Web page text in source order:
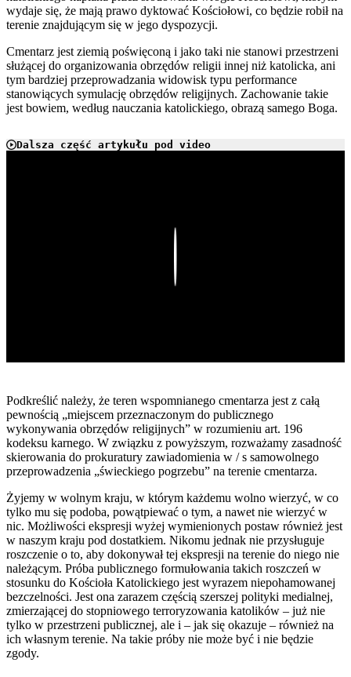
wydaje się, że mają prawo dyktować Kościołowi, co będzie robił na
terenie znajdującym się w jego dyspozycji.
Cmentarz jest ziemią poświęconą i jako taki nie stanowi przestrzeni
służącej do organizowania obrzędów religii innej niż katolicka, ani
tym bardziej przeprowadzania widowisk typu performance
stanowiących symulację obrzędów religijnych. Zachowanie takie
jest bowiem, według nauczania katolickiego, obrazą samego Boga.
Dalsza część artykułu pod video
Podkreślić należy, że teren wspomnianego cmentarza jest z całą
pewnością „miejscem przeznaczonym do publicznego
wykonywania obrzędów religijnych” w rozumieniu art. 196
kodeksu karnego. W związku z powyższym, rozważamy zasadność
skierowania do prokuratury zawiadomienia w / s samowolnego
przeprowadzenia „świeckiego pogrzebu” na terenie cmentarza.
Żyjemy w wolnym kraju, w którym każdemu wolno wierzyć, w co
tylko mu się podoba, powątpiewać o tym, a nawet nie wierzyć w
nic. Możliwości ekspresji wyżej wymienionych postaw również jest
w naszym kraju pod dostatkiem. Nikomu jednak nie przysługuje
roszczenie o to, aby dokonywał tej ekspresji na terenie do niego nie
należącym. Próba publicznego formułowania takich roszczeń w
stosunku do Kościoła Katolickiego jest wyrazem niepohamowanej
bezczelności. Jest ona zarazem częścią szerszej polityki medialnej,
zmierzającej do stopniowego terroryzowania katolików – już nie
tylko w przestrzeni publicznej, ale i – jak się okazuje – również na
ich własnym terenie. Na takie próby nie może być i nie będzie
zgody.